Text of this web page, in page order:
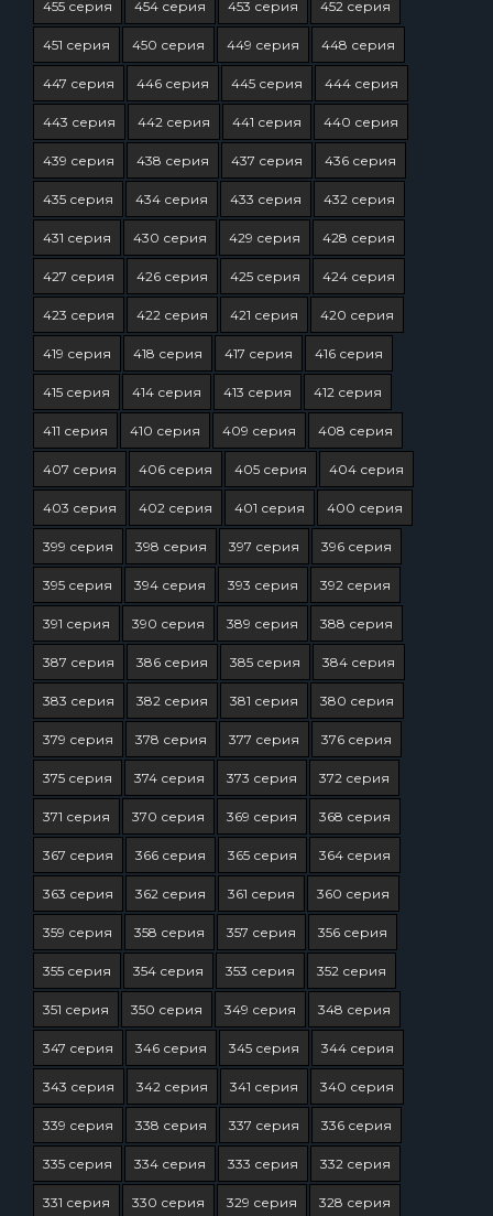
455 серия 454 серия 453 серия 452 серия
451 серия 450 серия 449 серия 448 серия
447 серия 446 серия 445 серия 444 серия
443 серия 442 серия 441 серия 440 серия
439 серия 438 серия 437 серия 436 серия
435 серия 434 серия 433 серия 432 серия
431 серия 430 серия 429 серия 428 серия
427 серия 426 серия 425 серия 424 серия
423 серия 422 серия 421 серия 420 серия
419 серия 418 серия 417 серия 416 серия
415 серия 414 серия 413 серия 412 серия
411 серия 410 серия 409 серия 408 серия
407 серия 406 серия 405 серия 404 серия
403 серия 402 серия 401 серия 400 серия
399 серия 398 серия 397 серия 396 серия
395 серия 394 серия 393 серия 392 серия
391 серия 390 серия 389 серия 388 серия
387 серия 386 серия 385 серия 384 серия
383 серия 382 серия 381 серия 380 серия
379 серия 378 серия 377 серия 376 серия
375 серия 374 серия 373 серия 372 серия
371 серия 370 серия 369 серия 368 серия
367 серия 366 серия 365 серия 364 серия
363 серия 362 серия 361 серия 360 серия
359 серия 358 серия 357 серия 356 серия
355 серия 354 серия 353 серия 352 серия
351 серия 350 серия 349 серия 348 серия
347 серия 346 серия 345 серия 344 серия
343 серия 342 серия 341 серия 340 серия
339 серия 338 серия 337 серия 336 серия
335 серия 334 серия 333 серия 332 серия
331 серия 330 серия 329 серия 328 серия